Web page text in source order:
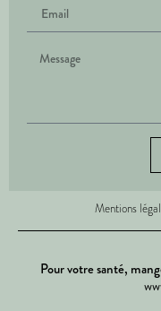
Mentions
Pour votre santé,